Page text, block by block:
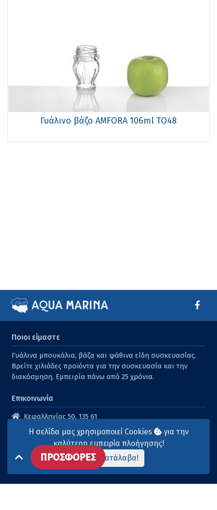
Γυάλινο βάζο AMFORA 106ml TO48
Ποιοι είμαστε
Γυάλινα μπουκάλια, βάζα και ψάθινα είδη συσκευασίας.
Βρείτε χιλιάδες προϊόντα για την συσκευασία και την
διακόσμηση. Εμπειρία πάνω από 25 χρόνια.
Επικοινωνία
Κεφαλληνίας 50, 135 61
Άγιοι Ανάργυροι
210 2614316
210 2615904
info@aqua-marina.gr
ΠΡΟΣΦΟΡΕΣ
Η σελίδα μας χρησιμοποιεί Cookies
για την
καλύτερη εμπειρία πλοήγησης!
Το κατάλαβα!